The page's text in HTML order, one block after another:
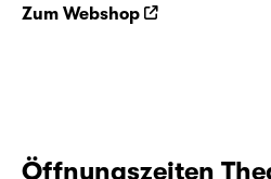
Zum Webshop
Öffnungszeiten